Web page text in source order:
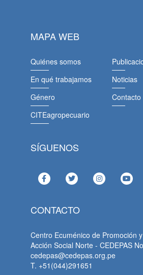
MAPA WEB
Quiénes somos
En qué trabajamos
Género
CITEagropecuario
Noticias
Contacto
SÍGUENOS
CONTACTO
Centro Ecuménico de Promoción y
Acción Social Norte - CEDEPAS
cedepas@cedepas.org.pe
T. +51(044)291651